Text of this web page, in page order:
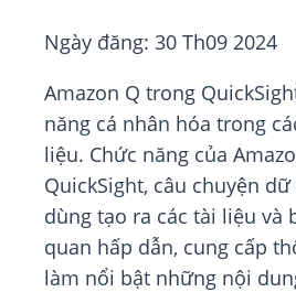
Ngày đăng: 30 Th09 2024
Amazon Q trong
năng cá nhân hóa trong
liệu. Chức năng của
QuickSight, câu chuyện
dùng tạo ra các tài liệu và
quan hấp dẫn, cung cấp
làm nổi bật những nội